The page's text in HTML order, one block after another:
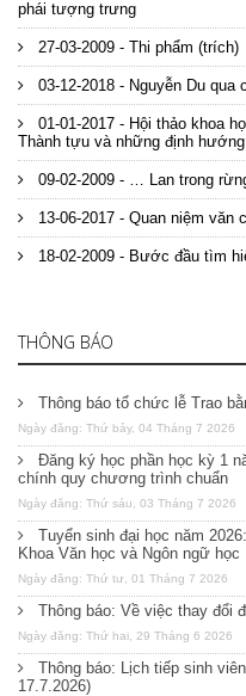
phái tượng trưng
27-03-2009 - Thi phẩm (trích)
03-12-2018 - Nguyễn Du qua
01-01-2017 - Hội thảo khoa
Thành tựu và những định
09-02-2009 - … Lan trong
13-06-2017 - Quan niệm văn
18-02-2009 - Bước đầu tìm
THÔNG BÁO
Thông báo tổ chức lễ Trao
Ngày đăng: Thứ bảy, 04 Tháng 7 2026
Đăng ký học phần học kỳ 1
chính quy chương trình chuẩn
Ngày đăng: Thứ sáu, 03 Tháng 7 2026
Tuyển sinh đại học năm
Khoa Văn học và Ngôn ngữ học
Ngày đăng: Thứ tư, 01 Tháng 7 2026
Thông báo: Về việc thay đổi
Ngày đăng: Thứ hai, 29 Tháng 6 2026
Thông báo: Lịch tiếp sinh
17.7.2026)